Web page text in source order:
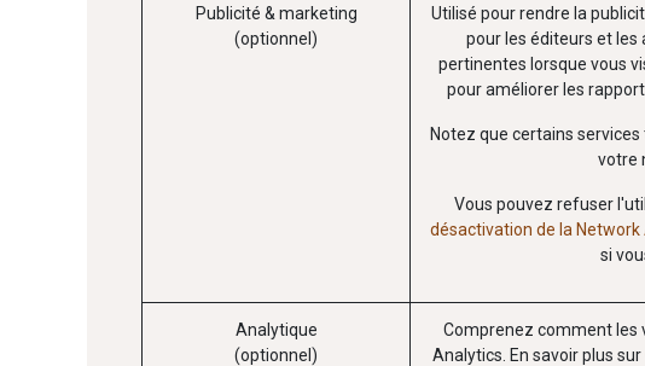
Publicité & marketing
(optionnel)
Utilisé pour rendre la
pour les éditeurs et les
pertinentes lorsque vous
pour améliorer les
Notez que certains
votre
Vous pouvez refuser
désactivation de la
si
Analytique
(optionnel)
Comprenez comment les
Analytics. En savoir plus sur